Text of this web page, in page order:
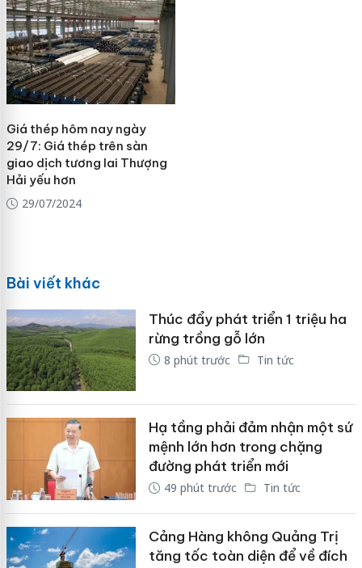
Giá thép hôm nay ngày
29/7: Giá thép trên sàn
giao dịch tương lai Thượng
Hải yếu hơn
29/07/2024
Bài viết khác
Thúc đẩy phát triển 1 triệu ha
rừng trồng gỗ lớn
8 phút trước Tin tức
Hạ tầng phải đảm nhận một sứ
mệnh lớn hơn trong chặng
đường phát triển mới
49 phút trước Tin tức
Cảng Hàng không Quảng Trị
tăng tốc toàn diện để về đích